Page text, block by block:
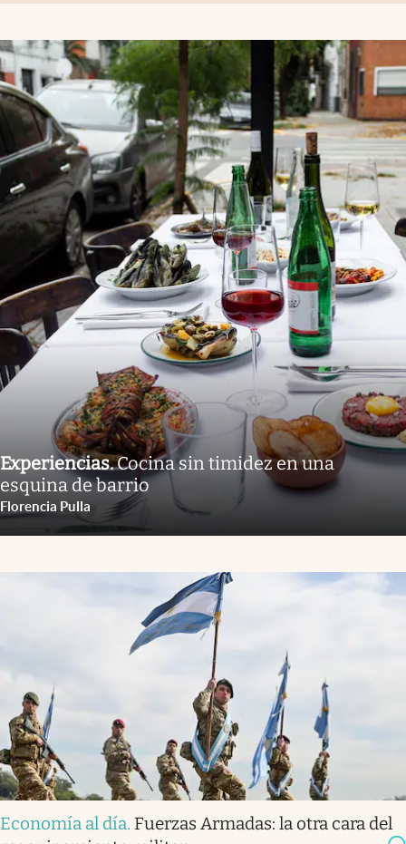
Experiencias.Cocina sin timidez en una
esquina de barrio
Florencia Pulla
Economía al día. Fuerzas Armadas: la otra cara del